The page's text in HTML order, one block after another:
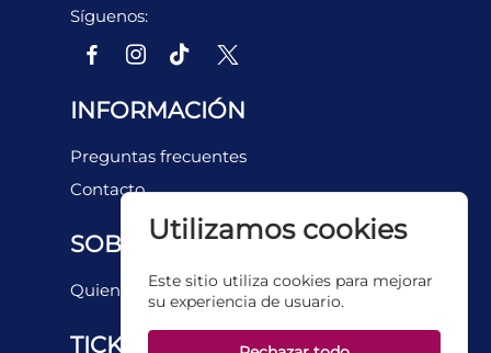
Síguenos:
INFORMACIÓN
Preguntas frecuentes
Contacto
SOBRE NOSOTROS
Quienes somos
TICKETERA
Utilizamos cookies
Este sitio utiliza cookies para mejorar
su experiencia de usuario.